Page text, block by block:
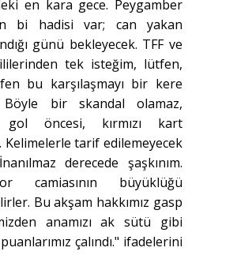
en kara gece. Peygamber
bi hadisi var; can yakan
günü bekleyecek. TFF ve
tek isteğim, lütfen,
bu karşılaşmayı bir kere
Böyle bir skandal olamaz,
gol öncesi, kırmızı kart
Kelimelerle tarif edilemeyecek
derecede şaşkınım.
camiasının büyüklüğü
Bu akşam hakkımız gasp
anamızı ak sütü gibi
çalındı." ifadelerini